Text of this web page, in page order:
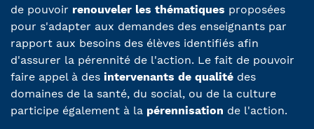
de pouvoir renouveler les thématiques proposées
pour s'adapter aux demandes des enseignants par
rapport aux besoins des élèves identifiés afin
d'assurer la pérennité de l'action. Le fait de pouvoir
faire appel à des intervenants de qualité des
domaines de la santé, du social, ou de la culture
participe également à la pérennisation de l'action.